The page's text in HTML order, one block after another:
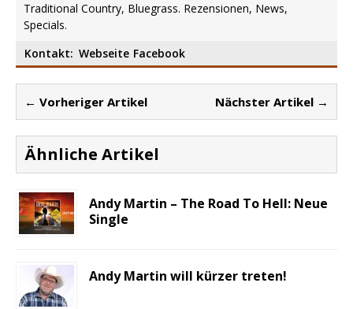
Traditional Country, Bluegrass. Rezensionen, News,
Specials.
Kontakt: Webseite Facebook
← Vorheriger Artikel Nächster Artikel →
Ähnliche Artikel
Andy Martin – The Road To Hell: Neue
Single
Andy Martin will kürzer treten!